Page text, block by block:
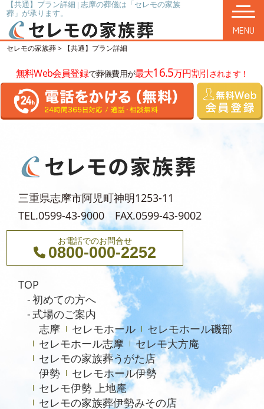
【共通】プラン詳細 | 志摩の葬儀は「セレモの家族
葬」が承ります。
MENU
セレモの家族葬> 【共通】プラン詳細
無料Web会員登録で葬儀費用が最大16.5万円割引されます！
三重県志摩市阿児町神明1253-11
TEL.0599-43-9000 FAX.0599-43-9002
お電話でのお問合せ
0800-000-2252
TOP
初めての方へ
式場のご案内
志摩
セレモホール
セレモホール磯部
セレモホール志摩
セレモ大方庵
セレモの家族葬うがた店
伊勢
セレモホール伊勢
セレモ伊勢 上地庵
セレモの家族葬伊勢みその店